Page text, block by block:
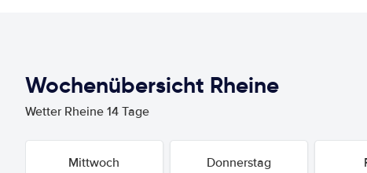
Wochenübersicht Rheine
Wetter Rheine 14 Tage
Mittwoch Donnerstag